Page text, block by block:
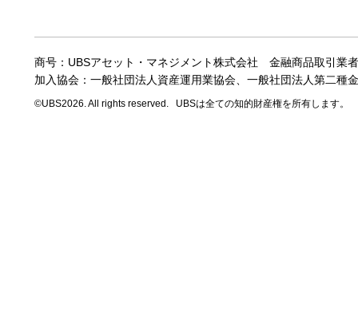
商号：UBSアセット・マネジメント株式会社 金融商品取引
加入協会：一般社団法人資産運用業協会、 一般社団法人第二種
©UBS2026. All rights reserved. UBSは全ての知的財産権を所有します。